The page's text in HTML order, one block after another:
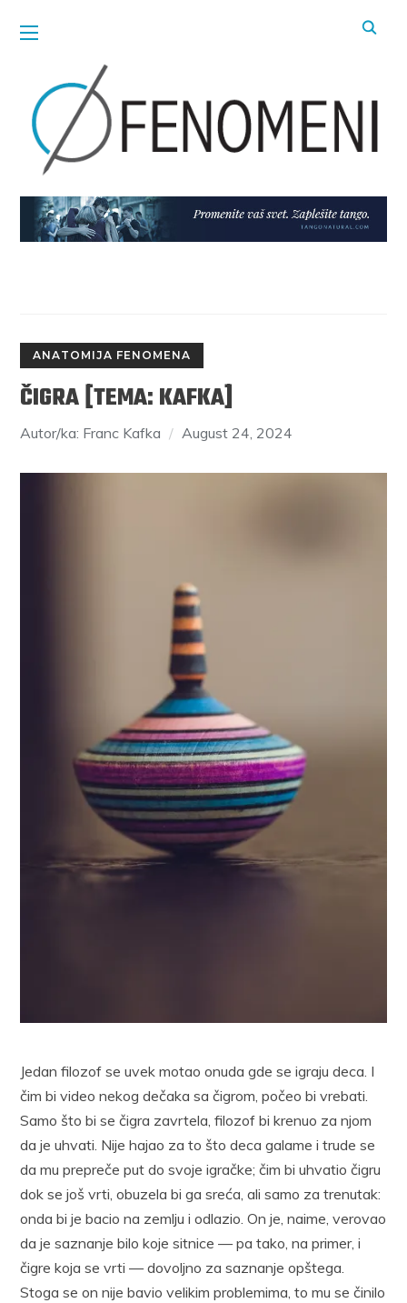
ANATOMIJA FENOMENA
ČIGRA [TEMA: KAFKA]
Autor/ka: Franc Kafka August 24, 2024
Jedan filozof se uvek motao onuda gde se igraju deca. I
čim bi video nekog dečaka sa čigrom, počeo bi vrebati.
Samo što bi se čigra zavrtela, filozof bi krenuo za njom
da je uhvati. Nije hajao za to što deca galame i trude se
da mu prepreče put do svoje igračke; čim bi uhvatio čigru
dok se još vrti, obuzela bi ga sreća, ali samo za trenutak:
onda bi je bacio na zemlju i odlazio. On je, naime, verovao
da je saznanje bilo koje sitnice — pa tako, na primer, i
čigre koja se vrti — dovoljno za saznanje opštega.
Stoga se on nije bavio velikim problemima, to mu se činilo